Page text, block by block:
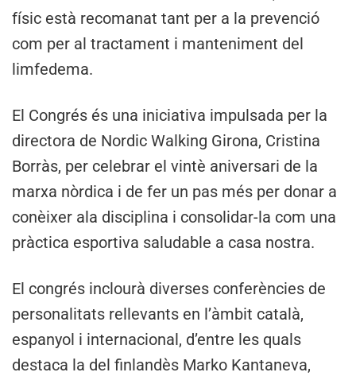
físic està recomanat tant per a la prevenció
com per al tractament i manteniment del
limfedema.
El Congrés és una iniciativa impulsada per la
directora de Nordic Walking Girona, Cristina
Borràs, per celebrar el vintè aniversari de la
marxa nòrdica i de fer un pas més per donar a
conèixer ala disciplina i consolidar-la com una
pràctica esportiva saludable a casa nostra.
El congrés inclourà diverses conferències de
personalitats rellevants en l’àmbit català,
espanyol i internacional, d’entre les quals
destaca la del finlandès Marko Kantaneva,